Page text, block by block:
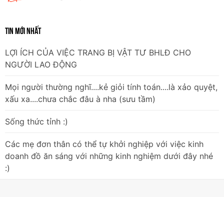
TIN MỚI NHẤT
LỢI ÍCH CỦA VIỆC TRANG BỊ VẬT TƯ BHLĐ CHO
NGƯỜI LAO ĐỘNG
Mọi người thường nghĩ....kẻ giỏi tính toán....là xảo quyệt,
xấu xa....chưa chắc đâu à nha (sưu tầm)
Sống thức tỉnh :)
Các mẹ đơn thân có thể tự khởi nghiệp với việc kinh
doanh đồ ăn sáng với những kinh nghiệm dưới đây nhé
:)